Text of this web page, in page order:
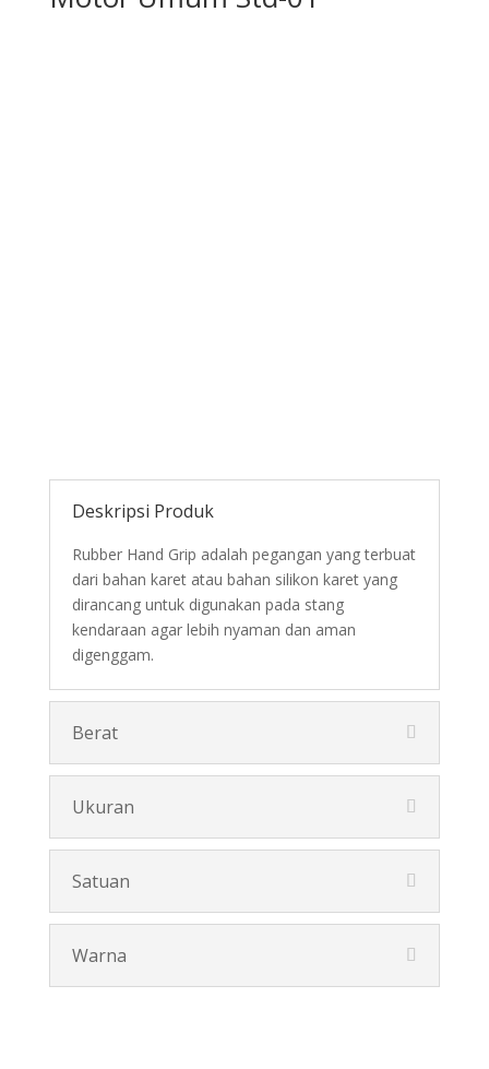
Deskripsi Produk
Rubber Hand Grip adalah pegangan yang terbuat
dari bahan karet atau bahan silikon karet yang
dirancang untuk digunakan pada stang
kendaraan agar lebih nyaman dan aman
digenggam.
Berat
Ukuran
Satuan
Warna